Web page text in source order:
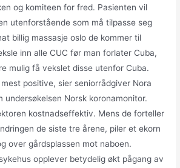
og komiteen for fred. Pasienten vil
utenforstående som må tilpasse seg
billig massasje oslo de kommer til
inn alle CUC før man forlater Cuba,
mulig få vekslet disse utenfor Cuba.
positive, sier seniorrådgiver Nora
undersøkelsen Norsk koronamonitor.
kostnadseffektiv. Mens de forteller
de siste tre årene, piler et ekorn
over gårdsplassen mot naboen.
opplever betydelig økt pågang av